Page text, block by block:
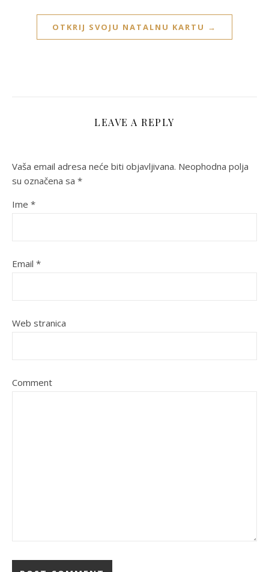
OTKRIJ SVOJU NATALNU KARTU →
LEAVE A REPLY
Vaša email adresa neće biti objavljivana. Neophodna polja
su označena sa *
Ime *
Email *
Web stranica
Comment